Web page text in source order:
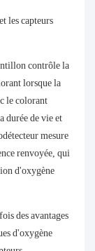
contrôle la
lorsque la
le colorant
durée de vie et
mesure
renvoyée, qui
d'oxygène
des avantages
d'oxygène